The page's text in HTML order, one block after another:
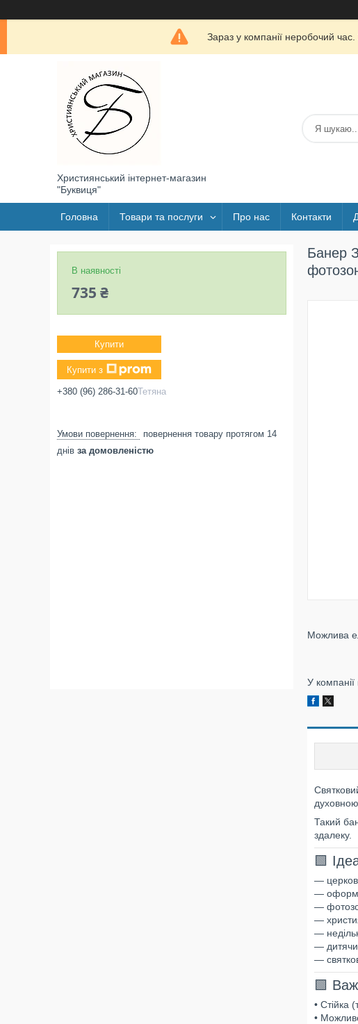
Зараз у компанії неробочий
Християнський інтернет-магазин
"Буквиця"
Головна Товари та послуги Про нас Контакти
Банер
У
Такий
здалеку.
🟩
— церков
—
—
—
—
—
—
🟩
• Стійка
•
В наявності
735 ₴
Купити
Купити з
+380 (96) 286-31-60Тетяна
повернення товару протягом 14
днів за домовленістю